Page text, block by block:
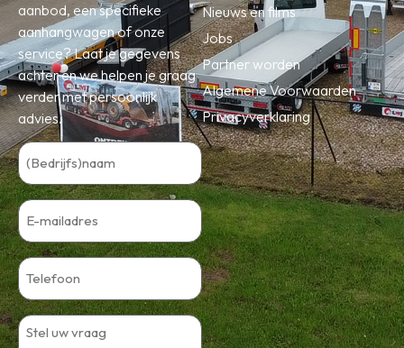
aanbod, een specifieke
aanhangwagen of onze
service? Laat je gegevens
achter en we helpen je graag
verder met persoonlijk
advies.
Nieuws en films
Jobs
Partner worden
Algemene Voorwaarden
Privacyverklaring